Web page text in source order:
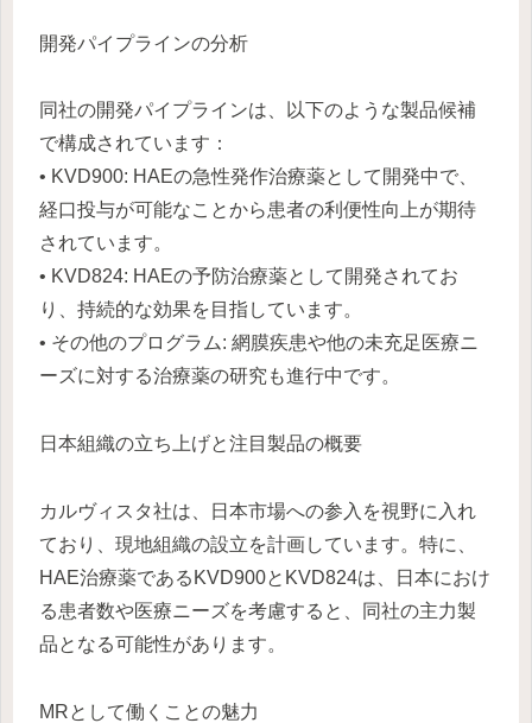
開発パイプラインの分析
同社の開発パイプラインは、以下のような製品候補
で構成されています：
• KVD900: HAEの急性発作治療薬として開発中で、
経口投与が可能なことから患者の利便性向上が期待
されています。
• KVD824: HAEの予防治療薬として開発されてお
り、持続的な効果を目指しています。
• その他のプログラム: 網膜疾患や他の未充足医療ニ
ーズに対する治療薬の研究も進行中です。
日本組織の立ち上げと注目製品の概要
カルヴィスタ社は、日本市場への参入を視野に入れ
ており、現地組織の設立を計画しています。特に、
HAE治療薬であるKVD900とKVD824は、日本におけ
る患者数や医療ニーズを考慮すると、同社の主力製
品となる可能性があります。
MRとして働くことの魅力